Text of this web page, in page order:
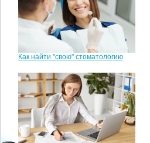
Как найти "свою" стоматологию